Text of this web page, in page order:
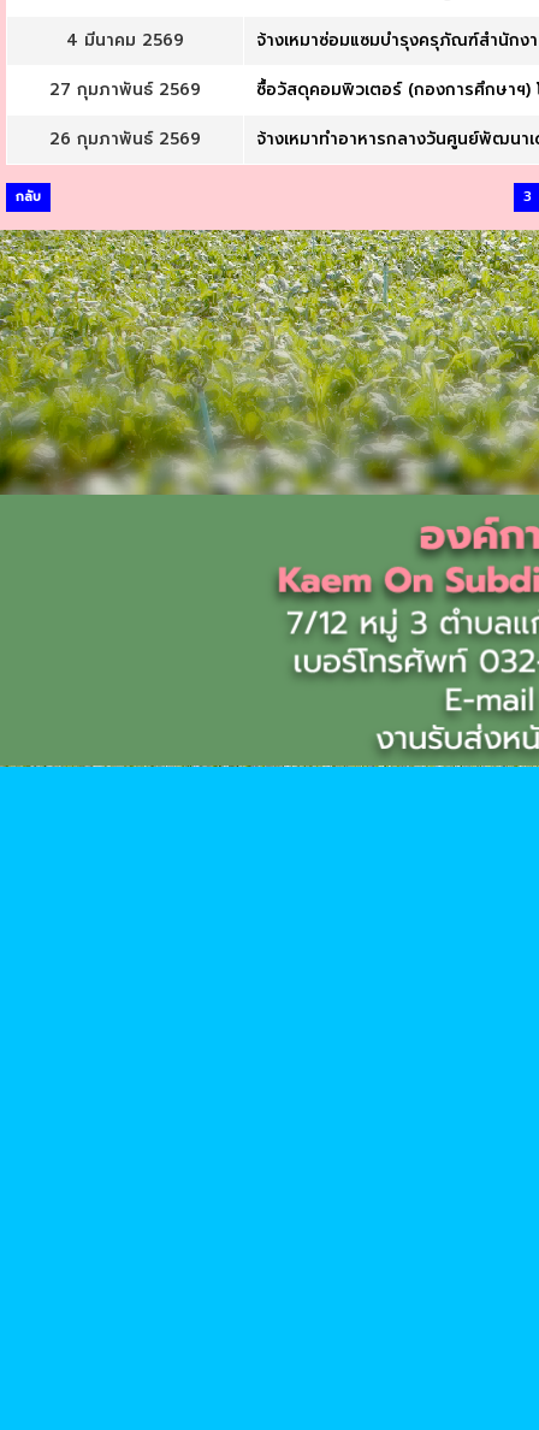
4 มีนาคม 2569
จ้างเหมาซ่อมแซมบำรุงครุภัณฑ์สำนักง
27 กุมภาพันธ์ 2569
ซื้อวัสดุคอมพิวเตอร์ (กองการศึกษาฯ)
26 กุมภาพันธ์ 2569
จ้างเหมาทำอาหารกลางวันศูนย์พัฒนา
กลับ 3